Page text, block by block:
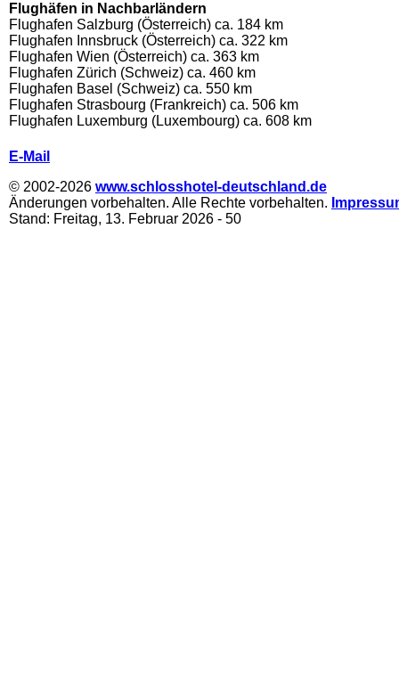
Flughäfen in Nachbarländern
Flughafen Salzburg (Österreich) ca. 184 km
Flughafen Innsbruck (Österreich) ca. 322 km
Flughafen Wien (Österreich) ca. 363 km
Flughafen Zürich (Schweiz) ca. 460 km
Flughafen Basel (Schweiz) ca. 550 km
Flughafen Strasbourg (Frankreich) ca. 506 km
Flughafen Luxemburg (Luxembourg) ca. 608 km
E-Mail
© 2002-2026 www.schlosshotel-deutschland.de
Änderungen vorbehalten. Alle Rechte vorbehalten.
Stand: Freitag, 13. Februar 2026 - 50